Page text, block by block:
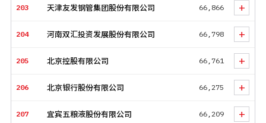
203 天津友发钢管集团股份有限公司 66,866 +
204 河南双汇投资发展股份有限公司 66,798 +
205 北京控股有限公司 66,761 +
206 北京银行股份有限公司 66,275 +
207 宜宾五粮液股份有限公司 66,209 +